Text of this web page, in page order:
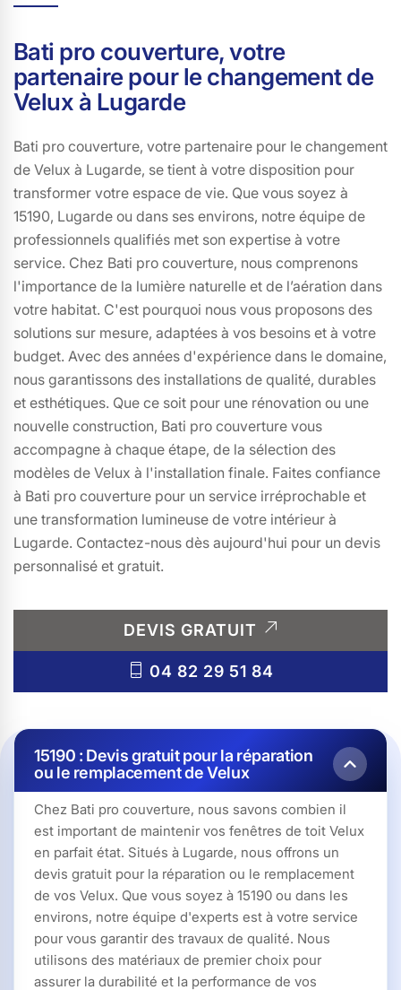
irréprochable et personnalisé.
Bati pro couverture, votre
partenaire pour le changement de
Velux à Lugarde
Bati pro couverture, votre partenaire pour le changement
de Velux à Lugarde, se tient à votre disposition pour
transformer votre espace de vie. Que vous soyez à
15190, Lugarde ou dans ses environs, notre équipe de
professionnels qualifiés met son expertise à votre
service. Chez Bati pro couverture, nous comprenons
l'importance de la lumière naturelle et de l’aération dans
votre habitat. C'est pourquoi nous vous proposons des
solutions sur mesure, adaptées à vos besoins et à votre
budget. Avec des années d'expérience dans le domaine,
nous garantissons des installations de qualité, durables
et esthétiques. Que ce soit pour une rénovation ou une
nouvelle construction, Bati pro couverture vous
accompagne à chaque étape, de la sélection des
modèles de Velux à l'installation finale. Faites confiance
à Bati pro couverture pour un service irréprochable et
une transformation lumineuse de votre intérieur à
Lugarde. Contactez-nous dès aujourd'hui pour un devis
personnalisé et gratuit.
DEVIS GRATUIT
04 82 29 51 84
15190 : Devis gratuit pour la réparation
ou le remplacement de Velux
Chez Bati pro couverture, nous savons combien il
est important de maintenir vos fenêtres de toit Velux
en parfait état. Situés à Lugarde, nous offrons un
devis gratuit pour la réparation ou le remplacement
de vos Velux. Que vous soyez à 15190 ou dans les
environs, notre équipe d'experts est à votre service
pour vous garantir des travaux de qualité. Nous
utilisons des matériaux de premier choix pour
assurer la durabilité et la performance de vos